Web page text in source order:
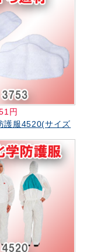
円
護服4520(サイズ